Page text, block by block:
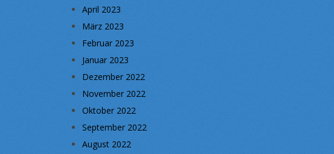
April 2023
März 2023
Februar 2023
Januar 2023
Dezember 2022
November 2022
Oktober 2022
September 2022
August 2022